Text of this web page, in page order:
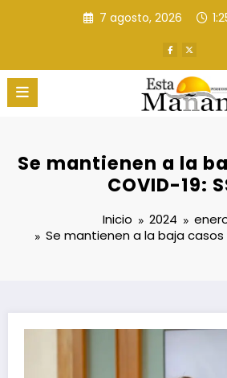
7 agosto, 2026
Se mantienen a la
COVID-19:
Inicio 2024
Se mantienen a la baja casos